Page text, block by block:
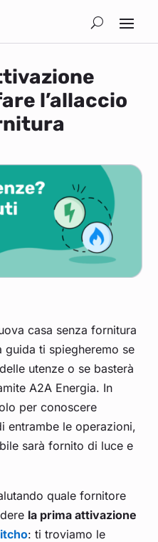
l’allaccio
casa senza fornitura
guida ti spiegheremo se
utenze o se basterà
A2A Energia. In
per conoscere
entrambe le operazioni,
sarà fornito di luce e
quale fornitore
la prima attivazione
: ti troviamo le